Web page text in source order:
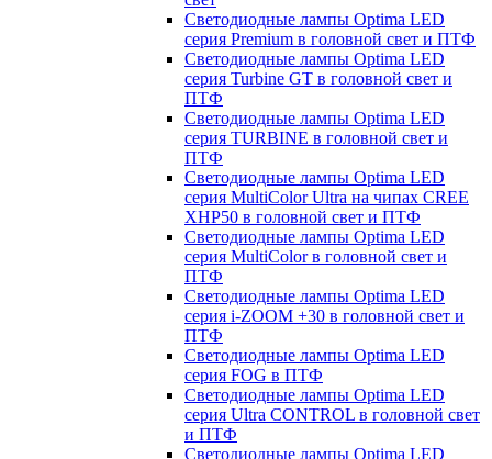
Светодиодные лампы Optima LED
серия Premium в головной свет и ПТФ
Светодиодные лампы Optima LED
серия Turbine GT в головной свет и
ПТФ
Светодиодные лампы Optima LED
серия TURBINE в головной свет и
ПТФ
Светодиодные лампы Optima LED
серия MultiColor Ultra на чипах CREE
XHP50 в головной свет и ПТФ
Светодиодные лампы Optima LED
серия MultiColor в головной свет и
ПТФ
Светодиодные лампы Optima LED
серия i-ZOOM +30 в головной свет и
ПТФ
Светодиодные лампы Optima LED
серия FOG в ПТФ
Светодиодные лампы Optima LED
серия Ultra CONTROL в головной свет
и ПТФ
Светодиодные лампы Optima LED